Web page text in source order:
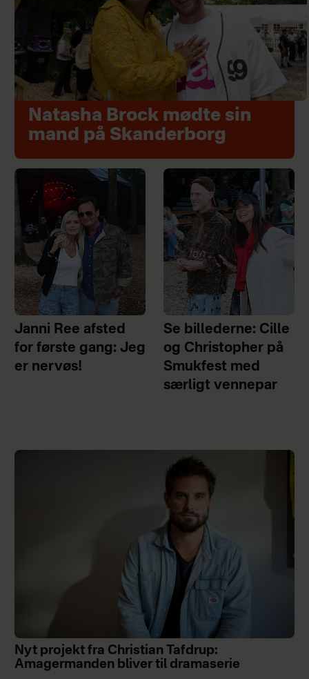
Natasha Brock mødte sin
mand på Skanderborg
Janni Ree afsted
for første gang: Jeg
er nervøs!
Se billederne: Cille
og Christopher på
Smukfest med
særligt vennepar
Nyt projekt fra Christian Tafdrup:
Amagermanden bliver til dramaserie